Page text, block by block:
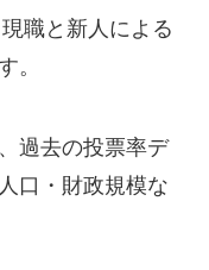
職と新人による
。
過去の投票率デ
口・財政規模な